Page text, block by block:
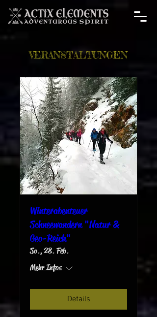
VERANSTALTUNGEN
Winterabenteuer
Schneewandern "Natur &
Geo-Reich"
So., 28. Feb.
Mehr Infos
Details